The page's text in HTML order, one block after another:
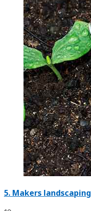
5. Makers landscaping